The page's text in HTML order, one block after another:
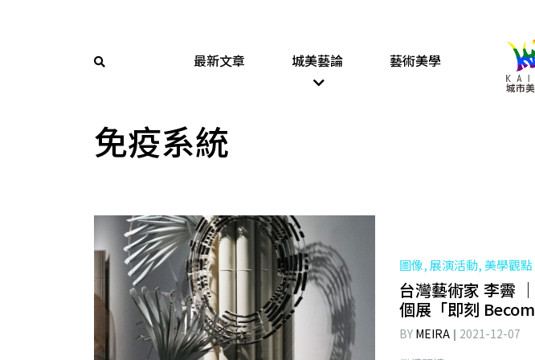
最新文章 城美藝論 藝術美學
免疫系統
圖像, 展演活動, 美學觀點
台灣藝術家 李霽
個展「即刻
BY MEIRA
2021-12-07